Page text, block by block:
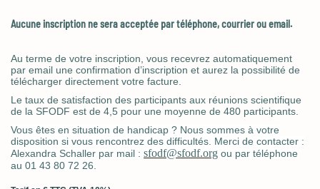
Aucune inscription ne sera acceptée par téléphone, courrier ou email.
Au terme de votre inscription, vous recevrez automatiquement
par email une confirmation d’inscription et aurez la possibilité de
télécharger directement votre facture.
Le taux de satisfaction des participants aux réunions scientifique
de la SFODF est de 4,5 pour une moyenne de 480 participants.
Vous êtes en situation de handicap ? Nous sommes à votre
disposition si vous rencontrez des difficultés. Merci de contacter :
Alexandra Schaller par mail : sfodf@sfodf.org ou par téléphone
au 01 43 80 72 26.